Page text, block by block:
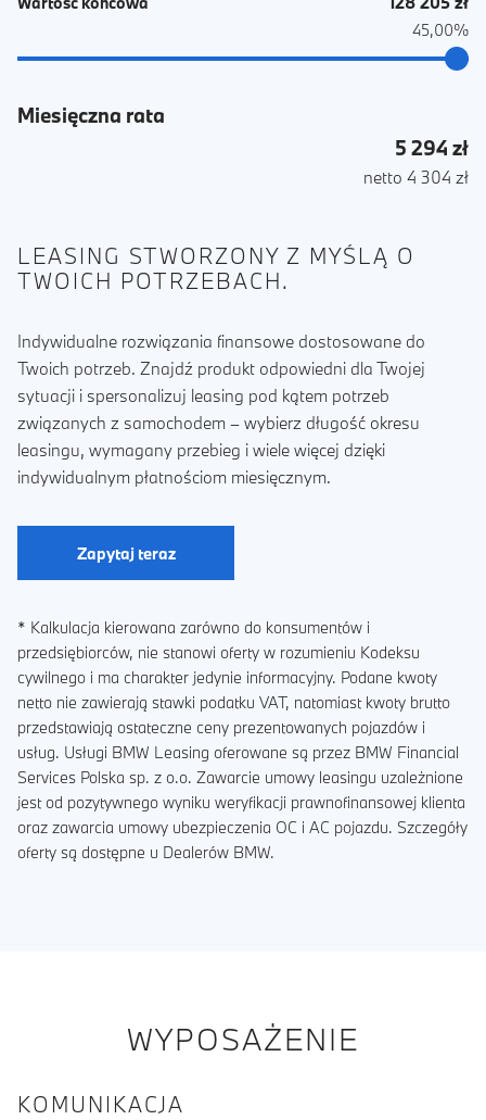
45,00%
Miesięczna rata
5 294 zł
netto 4 304 zł
LEASING STWORZONY Z MYŚLĄ O
TWOICH POTRZEBACH.
Indywidualne rozwiązania finansowe dostosowane do
Twoich potrzeb. Znajdź produkt odpowiedni dla Twojej
sytuacji i spersonalizuj leasing pod kątem potrzeb
związanych z samochodem – wybierz długość okresu
leasingu, wymagany przebieg i wiele więcej dzięki
indywidualnym płatnościom miesięcznym.
Zapytaj teraz
* Kalkulacja kierowana zarówno do konsumentów i
przedsiębiorców, nie stanowi oferty w rozumieniu Kodeksu
cywilnego i ma charakter jedynie informacyjny. Podane kwoty
netto nie zawierają stawki podatku VAT, natomiast kwoty brutto
przedstawiają ostateczne ceny prezentowanych pojazdów i
usług. Usługi BMW Leasing oferowane są przez BMW Financial
Services Polska sp. z o.o. Zawarcie umowy leasingu uzależnione
jest od pozytywnego wyniku weryfikacji prawnofinansowej klienta
oraz zawarcia umowy ubezpieczenia OC i AC pojazdu. Szczegóły
oferty są dostępne u Dealerów BMW.
WYPOSAŻENIE
KOMUNIKACJA